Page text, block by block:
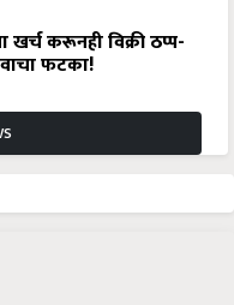
करूनही विक्री ठप्प-
फटका!